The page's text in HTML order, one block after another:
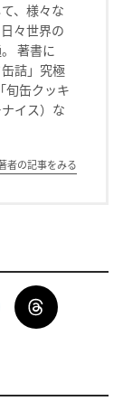
、様々な
々世界の
著書に
詰」究極
旬缶クッキ
イス）な
者の記事をみる